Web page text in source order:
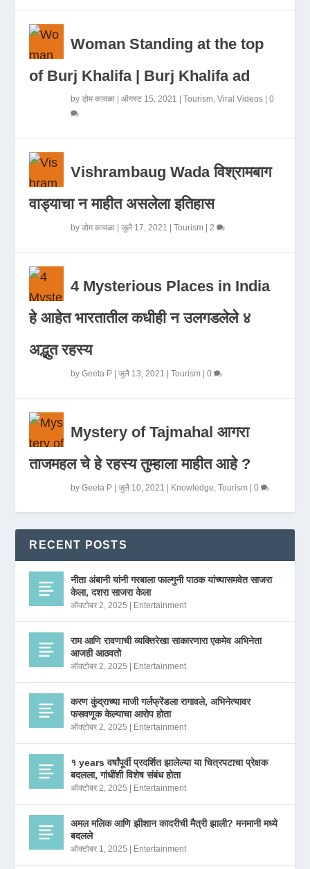
Woman Standing at the top
of Burj Khalifa | Burj Khalifa ad
byडोम कावळा |ऑगस्ट 15, 2021 |Tourism ,Viral Videos |0
Vishrambaug Wada विश्रामबाग
वाड्याचा न माहीत असलेला इतिहास
byडोम कावळा |जुलै 17, 2021 |Tourism | 2
4 Mysterious Places in India
हे आहेत भारतातील कधीही न उलगडलेले ४
अद्भुत रहस्य
byGeeta P |जुलै 13, 2021 |Tourism |0
Mystery of Tajmahal आगरा
ताजमहल चे हे रहस्य तुम्हाला माहीत आहे ?
byGeeta P |जुलै 10, 2021 | Knowledge ,Tourism |0
RECENT POSTS
नीता अंबानी यांनी गरबाला फाल्गुनी पाठक यांच्यासमवेत साजरा
केला, दशरा साजरा केला
ऑक्टोबर 2, 2025 | Entertainment
राम आणि रावणाची व्यक्तिरेखा साकारणारा एकमेव अभिनेता
आजही आठवतो
ऑक्टोबर 2, 2025 | Entertainment
करण कुंद्राच्या माजी गर्लफ्रेंडला रागावले, अभिनेत्यावर
फसवणूक केल्याचा आरोप होता
ऑक्टोबर 2, 2025 | Entertainment
१ years वर्षांपूर्वी प्रदर्शित झालेल्या या चित्रपटाचा प्रेक्षक
बदलला, गांधींशी विशेष संबंध होता
ऑक्टोबर 2, 2025 | Entertainment
अमल मलिक आणि झीशान कादरीची मैत्री झाली? मनमानी मध्ये
बदलले
ऑक्टोबर 1, 2025 | Entertainment